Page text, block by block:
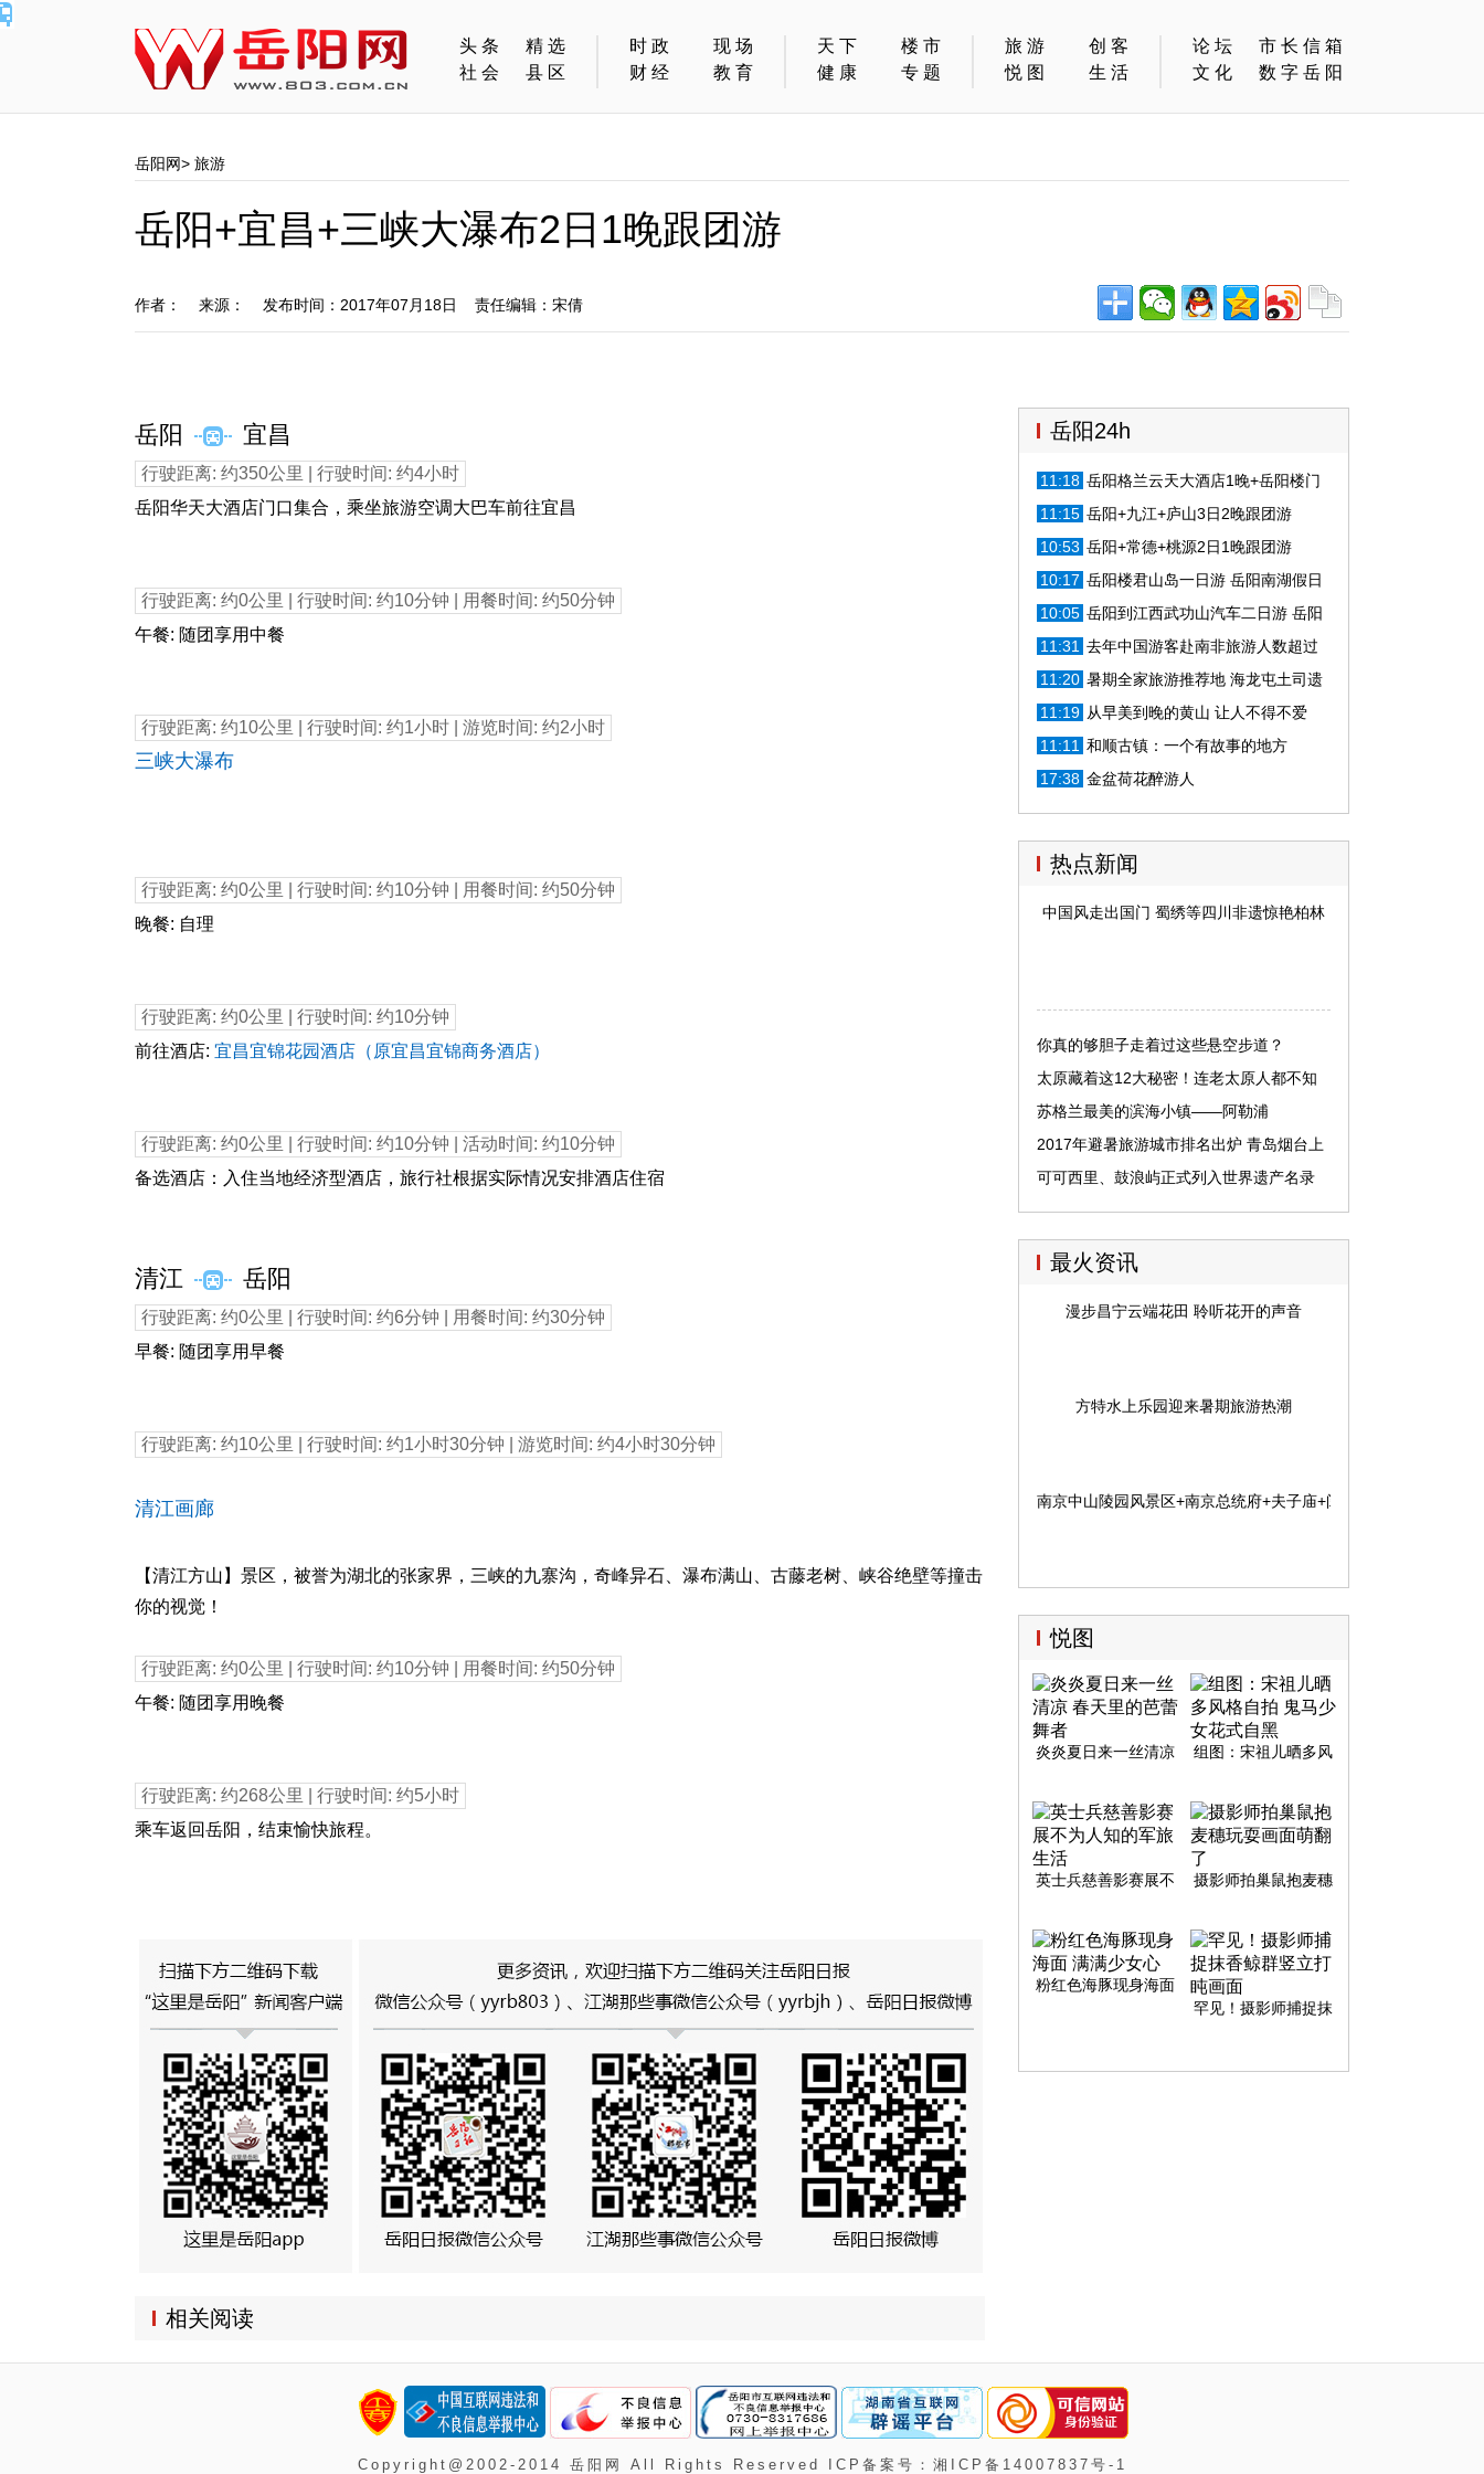
头条
精选
社会
县区
时政
现场
财经
教育
天下
楼市
健康
专题
旅游
创客
悦图
生活
论坛
市长信箱
文化
数字岳阳
岳阳网> 旅游
岳阳+宜昌+三峡大瀑布2日1晚跟团游
作者： 来源： 发布时间：2017年07月18日 责任编辑：宋倩
岳阳 宜昌
行驶距离: 约350公里 | 行驶时间: 约4小时
岳阳华天大酒店门口集合，乘坐旅游空调大巴车前往宜昌
行驶距离: 约0公里 | 行驶时间: 约10分钟 | 用餐时间: 约50分钟
午餐: 随团享用中餐
行驶距离: 约10公里 | 行驶时间: 约1小时 | 游览时间: 约2小时
三峡大瀑布
行驶距离: 约0公里 | 行驶时间: 约10分钟 | 用餐时间: 约50分钟
晚餐: 自理
行驶距离: 约0公里 | 行驶时间: 约10分钟
前往酒店: 宜昌宜锦花园酒店（原宜昌宜锦商务酒店）
行驶距离: 约0公里 | 行驶时间: 约10分钟 | 活动时间: 约10分钟
备选酒店：入住当地经济型酒店，旅行社根据实际情况安排酒店住宿
清江 岳阳
行驶距离: 约0公里 | 行驶时间: 约6分钟 | 用餐时间: 约30分钟
早餐: 随团享用早餐
行驶距离: 约10公里 | 行驶时间: 约1小时30分钟 | 游览时间: 约4小时30分钟
清江画廊
【清江方山】景区，被誉为湖北的张家界，三峡的九寨沟，奇峰异石、瀑布满山、古藤老树、峡谷绝壁等撞击
你的视觉！
行驶距离: 约0公里 | 行驶时间: 约10分钟 | 用餐时间: 约50分钟
午餐: 随团享用晚餐
行驶距离: 约268公里 | 行驶时间: 约5小时
乘车返回岳阳，结束愉快旅程。
相关阅读
岳阳24h
11:18 岳阳格兰云天大酒店1晚+岳阳楼门
票
11:15 岳阳+九江+庐山3日2晚跟团游
10:53 岳阳+常德+桃源2日1晚跟团游
10:17 岳阳楼君山岛一日游 岳阳南湖假日
旅行社 自由行
10:05 岳阳到江西武功山汽车二日游 岳阳
南湖假日旅行社
11:31 去年中国游客赴南非旅游人数超过
11万增长38%
11:20 暑期全家旅游推荐地 海龙屯土司遗
址
11:19 从早美到晚的黄山 让人不得不爱
11:11 和顺古镇：一个有故事的地方
17:38 金盆荷花醉游人
热点新闻
中国风走出国门 蜀绣等四川非遗惊艳柏林
你真的够胆子走着过这些悬空步道？
太原藏着这12大秘密！连老太原人都不知
道
苏格兰最美的滨海小镇——阿勒浦
2017年避暑旅游城市排名出炉 青岛烟台上
榜
可可西里、鼓浪屿正式列入世界遗产名录
最火资讯
漫步昌宁云端花田 聆听花开的声音
方特水上乐园迎来暑期旅游热潮
南京中山陵园风景区+南京总统府+夫子庙+阅江楼+侵华日军南京
悦图
炎炎夏日来一丝清凉
组图：宋祖儿晒多风
英士兵慈善影赛展不
摄影师拍巢鼠抱麦穗
粉红色海豚现身海面
罕见！摄影师捕捉抹
Copyright@2002-2014 岳阳网 All Rights Reserved ICP备案号：湘ICP备14007837号-1